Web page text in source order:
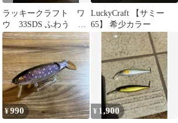
ラッキークラフト ワ
ウ 33SDS ふわう サ
メミソ 吉やオリカラ
LuckyCraft 【サミー
65】 希少カラー
¥990 ¥ 1,900